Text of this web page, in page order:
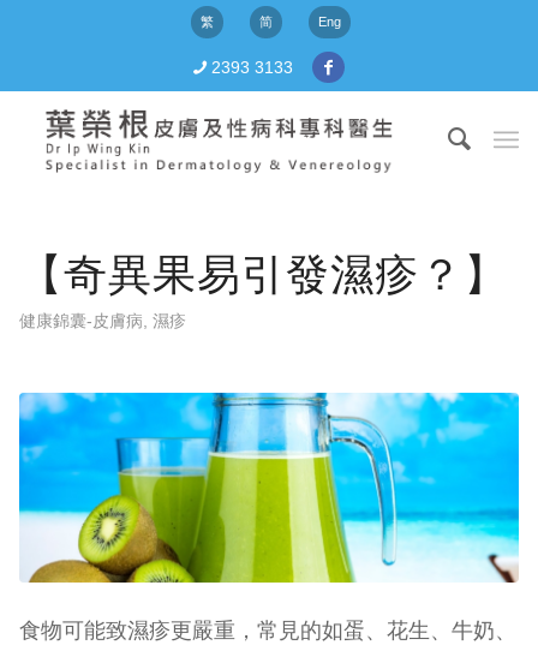
繁 简 Eng
2393 3133
【奇異果易引發濕疹？】
健康錦囊-皮膚病 濕疹
食物可能致濕疹更嚴重，常見的如蛋、花生、牛奶、